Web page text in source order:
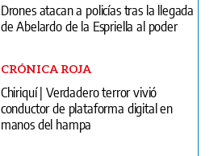
Drones atacan a policías tras la llegada
de Abelardo de la Espriella al poder
CRÓNICA ROJA
Chiriquí | Verdadero terror vivió
conductor de plataforma digital en
manos del hampa